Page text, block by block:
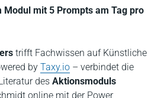
mit 5 Prompts am Tag pro
trifft Fachwissen auf Künstliche
by Taxy.io – verbindet die
des Aktionsmoduls
online mit der Power